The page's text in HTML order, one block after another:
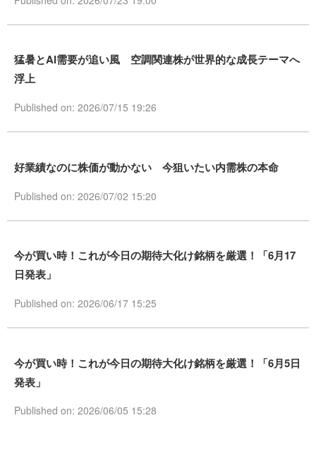
猛暑とAI需要が追い風 空調関連株が世界的な成長テーマへ
浮上
Published on: 2026/07/15 19:26
好業績なのに株価が動かない 今狙いたい内需株の本命
Published on: 2026/07/02 15:20
今が買い時！これが今日の期待大化け銘柄を厳選！「6月17
日発表」
Published on: 2026/06/17 15:25
今が買い時！これが今日の期待大化け銘柄を厳選！「6月5日
発表」
Published on: 2026/06/05 15:28